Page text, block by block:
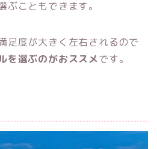
ぶこともできます。
足度が大きく左右されるので
を選ぶのがおススメです。